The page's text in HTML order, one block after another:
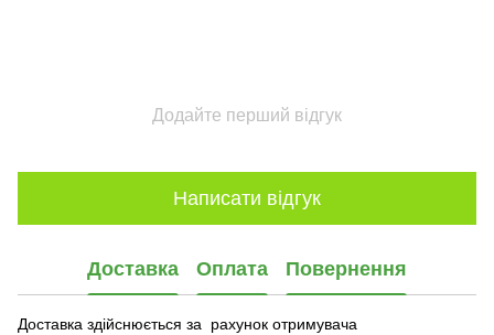
Додайте перший відгук
Написати відгук
Доставка Оплата Повернення
Доставка здійснюється за рахунок отримувача